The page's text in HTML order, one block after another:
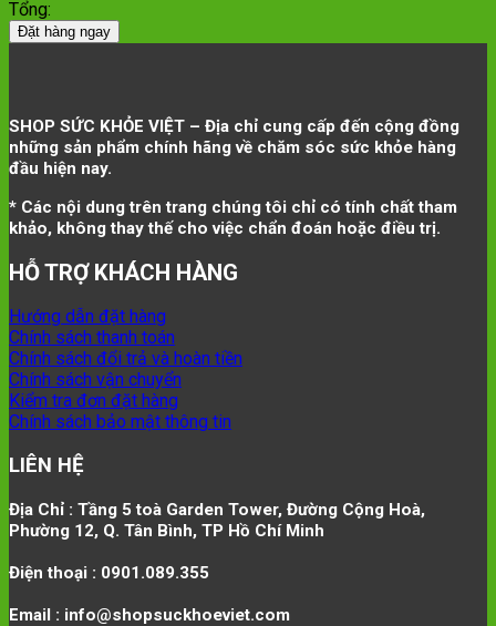
Tổng:
Đặt hàng ngay
SHOP SỨC KHỎE VIỆT – Địa chỉ cung cấp đến cộng đồng
những sản phẩm chính hãng về chăm sóc sức khỏe hàng
đầu hiện nay.
* Các nội dung trên trang chúng tôi chỉ có tính chất tham
khảo, không thay thế cho việc chẩn đoán hoặc điều trị.
HỖ TRỢ KHÁCH HÀNG
Hướng dẫn đặt hàng
Chính sách thanh toán
Chính sách đổi trả và hoàn tiền
Chính sách vận chuyển
Kiểm tra đơn đặt hàng
Chính sách bảo mật thông tin
LIÊN HỆ
Địa Chỉ : Tầng 5 toà Garden Tower, Đường Cộng Hoà,
Phường 12, Q. Tân Bình, TP Hồ Chí Minh
Điện thoại : 0901.089.355
Email : info@shopsuckhoeviet.com